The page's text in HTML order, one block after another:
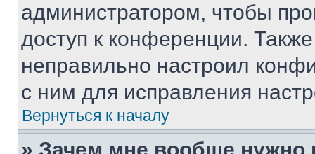
администратором, чтобы
доступ к конференции.
неправильно настроил
с ним для исправления
Вернуться к началу